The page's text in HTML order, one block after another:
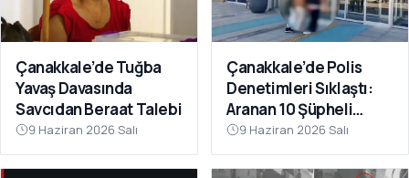
Çanakkale’de Tuğba
Yavaş Davasında
Savcıdan Beraat Talebi
9 Haziran 2026 Salı
Çanakkale’de Polis
Denetimleri Sıklaştı:
Aranan 10 Şüpheli
Tutuklandı
9 Haziran 2026 Salı